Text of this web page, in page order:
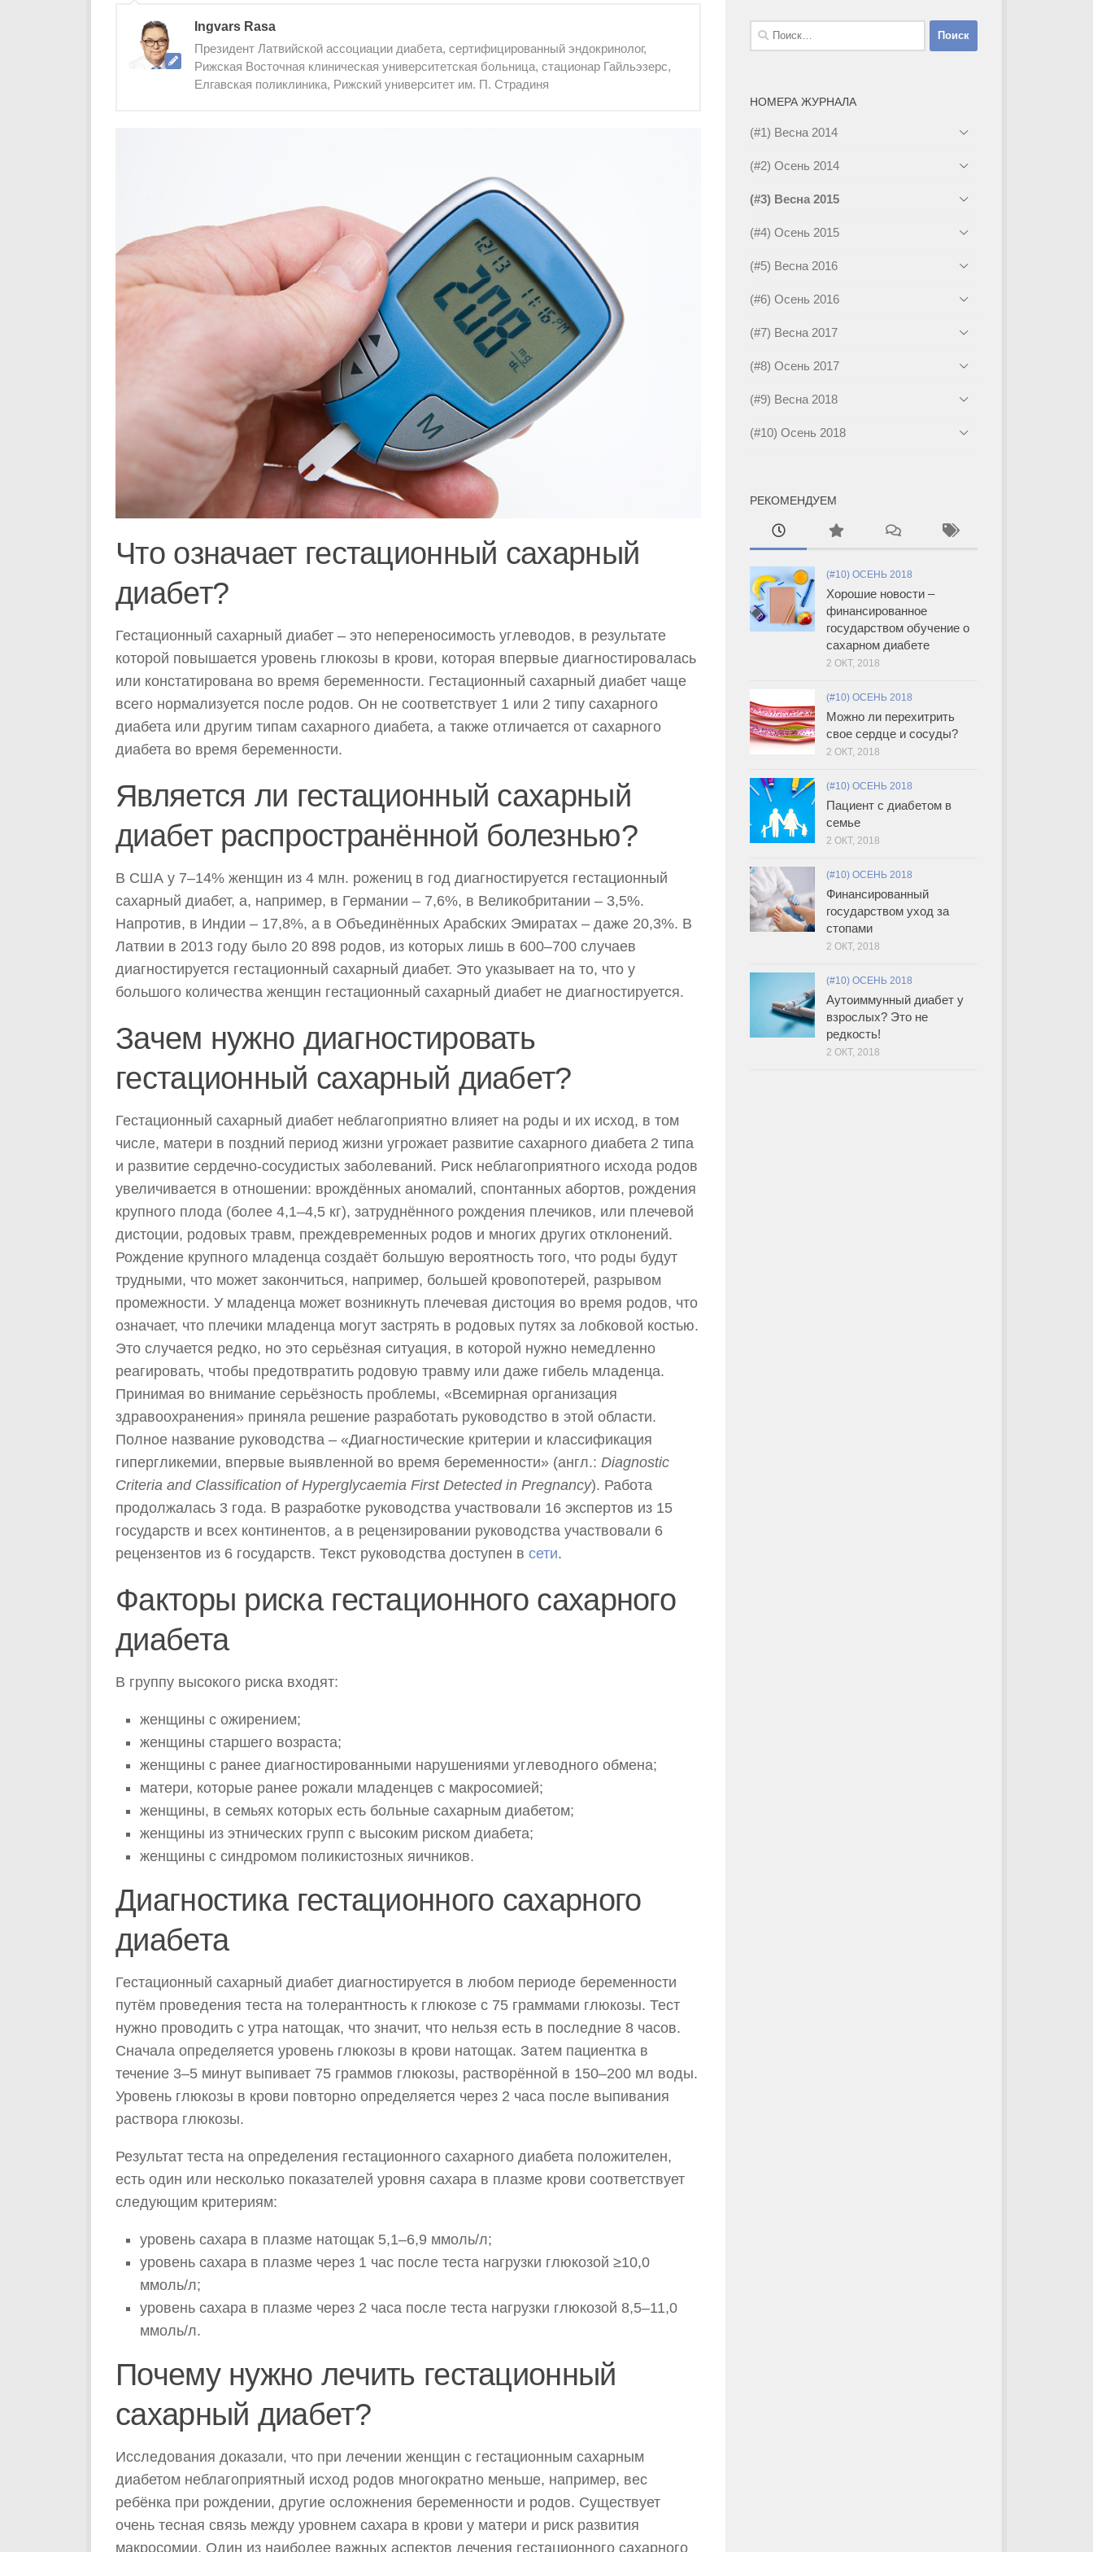
Ingvars Rasa
Президент Латвийской ассоциации диабета, сертифицированный эндокринолог,
Рижская Восточная клиническая университетская больница, стационар Гайльэзерс,
Елгавская поликлиника, Рижский университет им. П. Страдиня
Что означает гестационный сахарный
диабет?
Гестационный сахарный диабет – это непереносимость углеводов, в результате
которой повышается уровень глюкозы в крови, которая впервые диагностировалась
или констатирована во время беременности. Гестационный сахарный диабет чаще
всего нормализуется после родов. Он не соответствует 1 или 2 типу сахарного
диабета или другим типам сахарного диабета, а также отличается от сахарного
диабета во время беременности.
Является ли гестационный сахарный
диабет распространённой болезнью?
В США у 7–14% женщин из 4 млн. рожениц в год диагностируется гестационный
сахарный диабет, а, например, в Германии – 7,6%, в Великобритании – 3,5%.
Напротив, в Индии – 17,8%, а в Объединённых Арабских Эмиратах – даже 20,3%. В
Латвии в 2013 году было 20 898 родов, из которых лишь в 600–700 случаев
диагностируется гестационный сахарный диабет. Это указывает на то, что у
большого количества женщин гестационный сахарный диабет не диагностируется.
Зачем нужно диагностировать
гестационный сахарный диабет?
Гестационный сахарный диабет неблагоприятно влияет на роды и их исход, в том
числе, матери в поздний период жизни угрожает развитие сахарного диабета 2 типа
и развитие сердечно-сосудистых заболеваний. Риск неблагоприятного исхода родов
увеличивается в отношении: врождённых аномалий, спонтанных абортов, рождения
крупного плода (более 4,1–4,5 кг), затруднённого рождения плечиков, или плечевой
дистоции, родовых травм, преждевременных родов и многих других отклонений.
Рождение крупного младенца создаёт большую вероятность того, что роды будут
трудными, что может закончиться, например, большей кровопотерей, разрывом
промежности. У младенца может возникнуть плечевая дистоция во время родов, что
означает, что плечики младенца могут застрять в родовых путях за лобковой костью.
Это случается редко, но это серьёзная ситуация, в которой нужно немедленно
реагировать, чтобы предотвратить родовую травму или даже гибель младенца.
Принимая во внимание серьёзность проблемы, «Всемирная организация
здравоохранения» приняла решение разработать руководство в этой области.
Полное название руководства – «Диагностические критерии и классификация
гипергликемии, впервые выявленной во время беременности» (англ.: Diagnostic
Criteria and Classification of Hyperglycaemia First Detected in Pregnancy). Работа
продолжалась 3 года. В разработке руководства участвовали 16 экспертов из 15
государств и всех континентов, а в рецензировании руководства участвовали 6
рецензентов из 6 государств. Текст руководства доступен в сети.
Факторы риска гестационного сахарного
диабета
В группу высокого риска входят:
женщины с ожирением;
женщины старшего возраста;
женщины с ранее диагностированными нарушениями углеводного обмена;
матери, которые ранее рожали младенцев с макросомией;
женщины, в семьях которых есть больные сахарным диабетом;
женщины из этнических групп с высоким риском диабета;
женщины с синдромом поликистозных яичников.
Диагностика гестационного сахарного
диабета
Гестационный сахарный диабет диагностируется в любом периоде беременности
путём проведения теста на толерантность к глюкозе с 75 граммами глюкозы. Тест
нужно проводить с утра натощак, что значит, что нельзя есть в последние 8 часов.
Сначала определяется уровень глюкозы в крови натощак. Затем пациентка в
течение 3–5 минут выпивает 75 граммов глюкозы, растворённой в 150–200 мл воды.
Уровень глюкозы в крови повторно определяется через 2 часа после выпивания
раствора глюкозы.
Результат теста на определения гестационного сахарного диабета положителен,
есть один или несколько показателей уровня сахара в плазме крови соответствует
следующим критериям:
уровень сахара в плазме натощак 5,1–6,9 ммоль/л;
уровень сахара в плазме через 1 час после теста нагрузки глюкозой ≥10,0
ммоль/л;
уровень сахара в плазме через 2 часа после теста нагрузки глюкозой 8,5–11,0
ммоль/л.
Почему нужно лечить гестационный
сахарный диабет?
Исследования доказали, что при лечении женщин с гестационным сахарным
диабетом неблагоприятный исход родов многократно меньше, например, вес
ребёнка при рождении, другие осложнения беременности и родов. Существует
очень тесная связь между уровнем сахара в крови у матери и риск развития
макросомии. Один из наиболее важных аспектов лечения гестационного сахарного
Найти:
НОМЕРА ЖУРНАЛА
(#1) Весна 2014
(#2) Осень 2014
(#3) Весна 2015
(#4) Осень 2015
(#5) Весна 2016
(#6) Осень 2016
(#7) Весна 2017
(#8) Осень 2017
(#9) Весна 2018
(#10) Осень 2018
РЕКОМЕНДУЕМ
(#10) ОСЕНЬ 2018
Хорошие новости –
финансированное
государством обучение о
сахарном диабете
2 ОКТ, 2018
(#10) ОСЕНЬ 2018
Можно ли перехитрить
свое сердце и сосуды?
2 ОКТ, 2018
(#10) ОСЕНЬ 2018
Пациент с диабетом в
семье
2 ОКТ, 2018
(#10) ОСЕНЬ 2018
Финансированный
государством уход за
стопами
2 ОКТ, 2018
(#10) ОСЕНЬ 2018
Аутоиммунный диабет у
взрослых? Это не
редкость!
2 ОКТ, 2018